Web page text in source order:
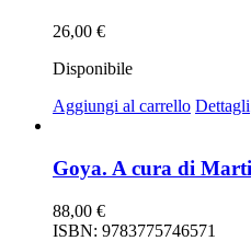
26,00 €
Disponibile
Aggiungi al carrello Dettagli
Goya. A cura di
88,00 €
ISBN: 9783775746571